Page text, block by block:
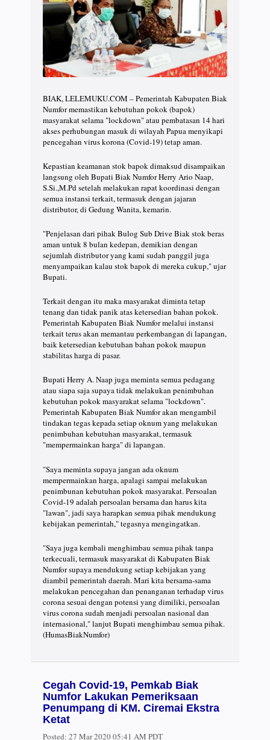
BIAK, LELEMUKU.COM – Pemerintah Kabupaten Biak
Numfor memastikan kebutuhan pokok (bapok)
masyarakat selama "lockdown" atau pembatasan 14 hari
akses perhubungan masuk di wilayah Papua menyikapi
pencegahan virus korona (Covid-19) tetap aman.
Kepastian keamanan stok bapok dimaksud disampaikan
langsung oleh Bupati Biak Numfor Herry Ario Naap,
S.Si.,M.Pd setelah melakukan rapat koordinasi dengan
semua instansi terkait, termasuk dengan jajaran
distributor, di Gedung Wanita, kemarin.
"Penjelasan dari pihak Bulog Sub Drive Biak stok beras
aman untuk 8 bulan kedepan, demikian dengan
sejumlah distributor yang kami sudah panggil juga
menyampaikan kalau stok bapok di mereka cukup," ujar
Bupati.
Terkait dengan itu maka masyarakat diminta tetap
tenang dan tidak panik atas ketersedian bahan pokok.
Pemerintah Kabupaten Biak Numfor melalui instansi
terkait terus akan memantau perkembangan di lapangan,
baik ketersedian kebutuhan bahan pokok maupun
stabilitas harga di pasar.
Bupati Herry A. Naap juga meminta semua pedagang
atau siapa saja supaya tidak melakukan penimbuhan
kebutuhan pokok masyarakat selama "lockdown".
Pemerintah Kabupaten Biak Numfor akan mengambil
tindakan tegas kepada setiap oknum yang melakukan
penimbuhan kebutuhan masyarakat, termasuk
"mempermainkan harga" di lapangan.
"Saya meminta supaya jangan ada oknum
mempermainkan harga, apalagi sampai melakukan
penimbunan kebutuhan pokok masyarakat. Persoalan
Covid-19 adalah persoalan bersama dan harus kita
"lawan", jadi saya harapkan semua pihak mendukung
kebijakan pemerintah," tegasnya mengingatkan.
"Saya juga kembali menghimbau semua pihak tanpa
terkecuali, termasuk masyarakat di Kabupaten Biak
Numfor supaya mendukung setiap kebijakan yang
diambil pemerintah daerah. Mari kita bersama-sama
melakukan pencegahan dan penanganan terhadap virus
corona sesuai dengan potensi yang dimiliki, persoalan
virus corona sudah menjadi persoalan nasional dan
internasional," lanjut Bupati menghimbau semua pihak.
(HumasBiakNumfor)
Cegah Covid-19, Pemkab Biak
Numfor Lakukan Pemeriksaan
Penumpang di KM. Ciremai Ekstra
Ketat
Posted: 27 Mar 2020 05:41 AM PDT